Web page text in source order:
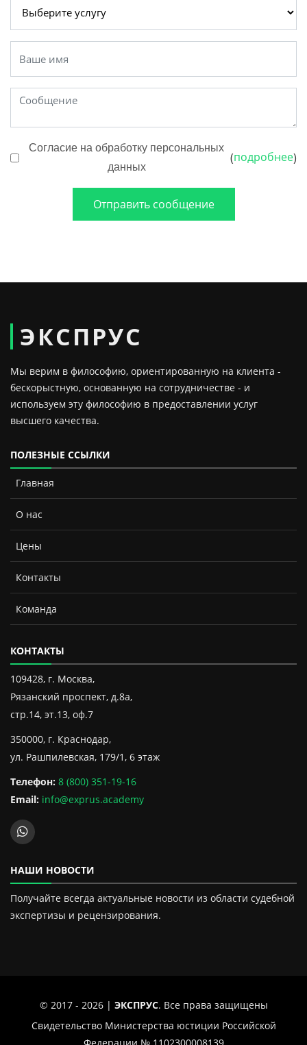
Согласие на обработку персональных
данных
(подробнее)
Отправить сообщение
ЭКСПРУС
Мы верим в философию, ориентированную на клиента -
бескорыстную, основанную на сотрудничестве - и
используем эту философию в предоставлении услуг
высшего качества.
ПОЛЕЗНЫЕ ССЫЛКИ
Главная
О нас
Цены
Контакты
Команда
КОНТАКТЫ
109428, г. Москва,
Рязанский проспект, д.8а,
стр.14, эт.13, оф.7
350000, г. Краснодар,
ул. Рашпилевская, 179/1, 6 этаж
Телефон: 8 (800) 351-19-16
Email: info@exprus.academy
НАШИ НОВОСТИ
Получайте всегда актуальные новости из области судебной
экспертизы и рецензирования.
© 2017 - 2026 | ЭКСПРУС. Все права защищены
Свидетельство Министерства юстиции Российской